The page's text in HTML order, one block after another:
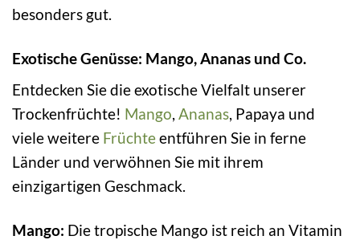
besonders gut.
Exotische Genüsse: Mango, Ananas und Co.
Entdecken Sie die exotische Vielfalt unserer
Trockenfrüchte! Mango, Ananas, Papaya und
viele weitere Früchteentführen Sie in ferne
Länder und verwöhnen Sie mit ihrem
einzigartigen Geschmack.
Mango: Die tropische Mango ist reich an Vitamin